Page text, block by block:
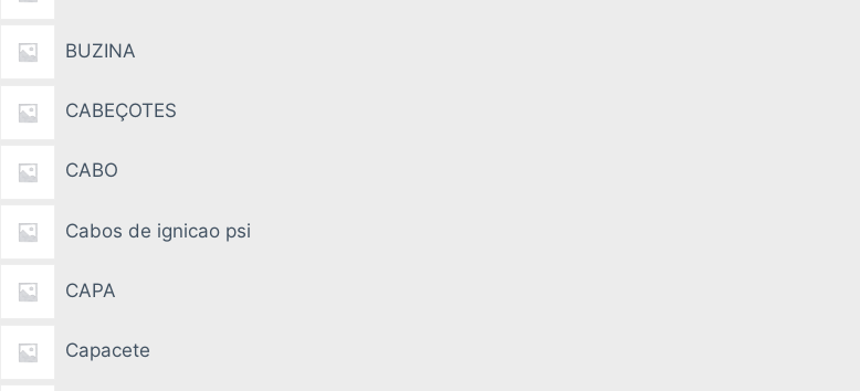
BUZINA
CABEÇOTES
CABO
Cabos de ignicao psi
CAPA
Capacete